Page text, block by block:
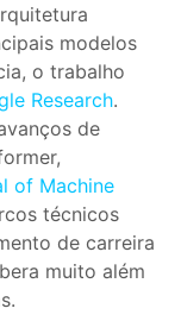
modelos
o trabalho
Research.
de
of Machine
técnicos
de carreira
muito além